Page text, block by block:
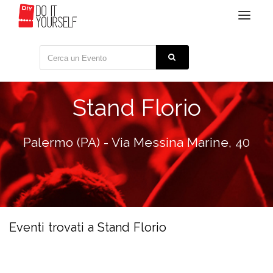
Toggle
Stand Florio
Palermo (PA) - Via Messina Marine, 40
Eventi trovati a Stand Florio